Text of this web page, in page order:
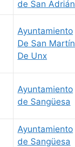
de San Adrián
Ayuntamiento
De San Martín
De Unx
Ayuntamiento
de Sangüesa
Ayuntamiento
de Sangüesa